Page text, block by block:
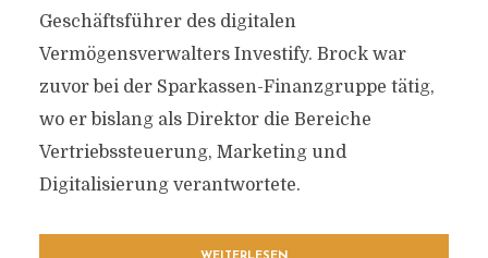
Geschäftsführer des digitalen
Vermögensverwalters Investify. Brock war
zuvor bei der Sparkassen-Finanzgruppe tätig,
wo er bislang als Direktor die Bereiche
Vertriebssteuerung, Marketing und
Digitalisierung verantwortete.